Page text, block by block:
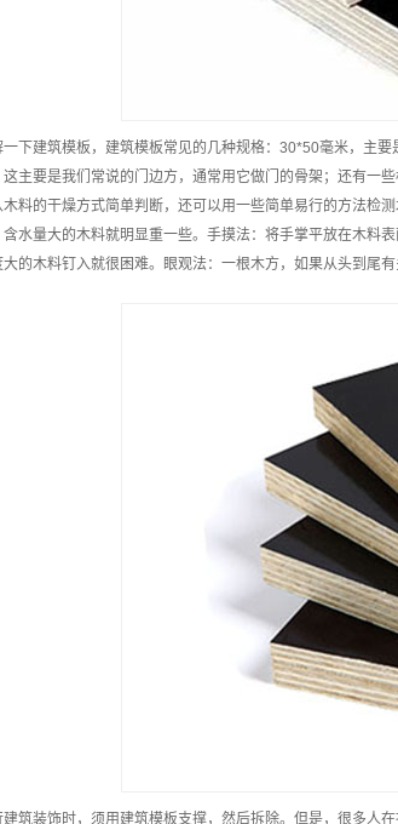
一下建筑模板，建筑模板常见的几种规格：30*50毫米，主
这主要是我们常说的门边方，通常用它做门的骨架；还有一些
木料的干燥方式简单判断，还可以用一些简单易行的方法检测
含水量大的木料就明显重一些。手摸法：将手掌平放在木料
大的木料钉入就很困难。眼观法：一根木方，如果从头到尾
建筑装饰时，须用建筑模板支撑，然后拆除。但是，很多人